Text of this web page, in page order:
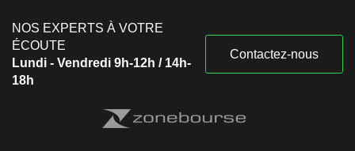
NOS EXPERTS À VOTRE
ÉCOUTE
Lundi - Vendredi 9h-12h / 14h-
18h
Contactez-nous